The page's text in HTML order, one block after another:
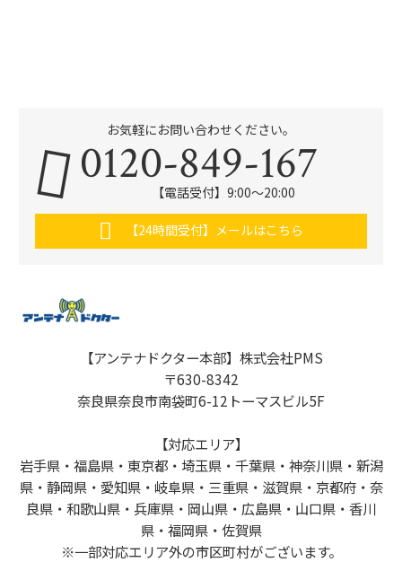
お気軽にお問い合わせください。
0120-849-167
【電話受付】9:00〜20:00
【24時間受付】メールはこちら
【アンテナドクター本部】株式会社PMS
〒630-8342
奈良県奈良市南袋町6-12トーマスビル5F
【対応エリア】
岩手県・福島県・東京都・埼玉県・千葉県・神奈川県・新潟
県・静岡県・愛知県・岐阜県・三重県・滋賀県・京都府・奈
良県・和歌山県・兵庫県・岡山県・広島県・山口県・香川
県・福岡県・佐賀県
※一部対応エリア外の市区町村がございます。